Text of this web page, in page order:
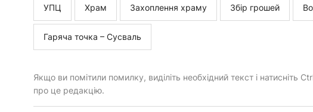
УПЦ Храм Захоплення храму Збір грошей
Гаряча точка – Сусваль
Якщо ви помітили помилку, виділіть необхідний текст і натисніть
про це редакцію.